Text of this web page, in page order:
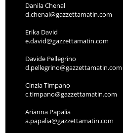
Danila Chenal
d.chenal@gazzettamatin.com
Erika David
e.david@gazzettamatin.com
Davide Pellegrino
d.pellegrino@gazzettamatin.com
Cinzia Timpano
c.timpano@gazzettamatin.com
Arianna Papalia
a.papalia@gazzettamatin.com